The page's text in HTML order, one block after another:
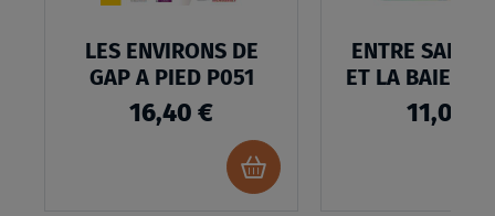
LES ENVIRONS DE
GAP A PIED P051
16,40 €
Ajouter
au
ENTRE SAINT-
ET LA BAIE DU
11,00 €